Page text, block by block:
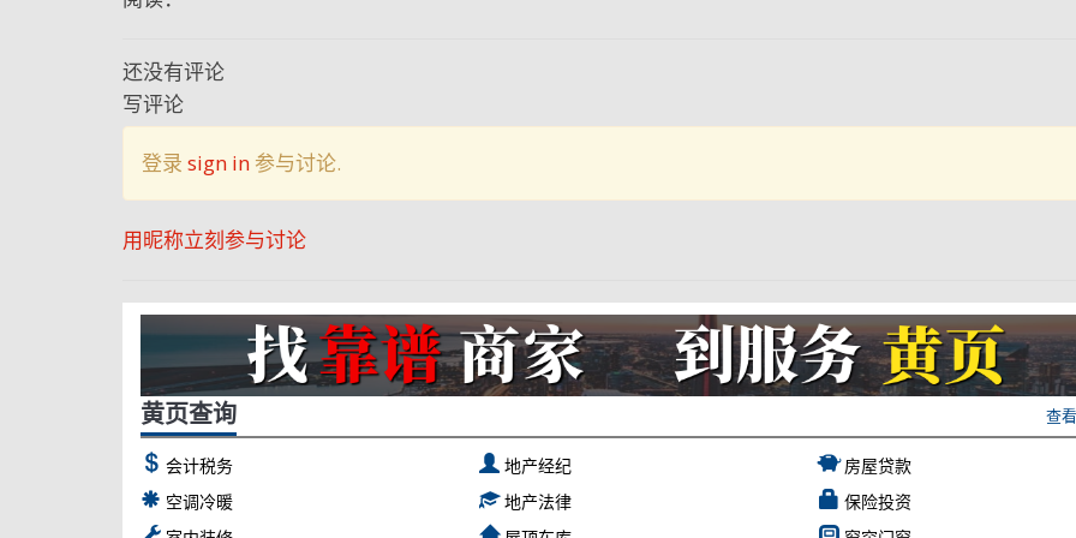
还没有评论
写评论
登录 sign in 参与讨论.
用昵称立刻参与讨论
黄页查询 查
会计税务 地产经纪
房屋贷款
空调冷暖
地产法律
保险投资